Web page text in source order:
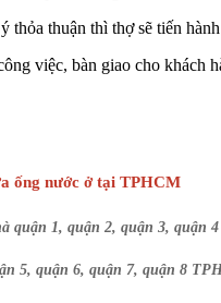
thỏa thuận thì thợ sẽ tiến
việc, bàn giao cho khách
ống nước ở tại TPHCM
quận 1, quận 2, quận 3, quận
5, quận 6, quận 7, quận 8